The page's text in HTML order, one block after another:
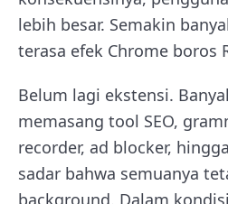
lebih besar. Semakin
terasa efek Chrome boros
Belum lagi ekstensi.
memasang tool SEO,
recorder, ad blocker,
sadar bahwa semuanya
background. Dalam